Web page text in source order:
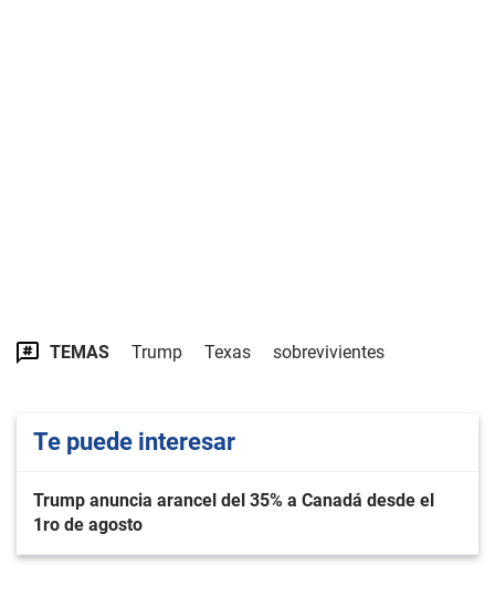
TEMAS Trump Texas sobrevivientes
Te puede interesar
Trump anuncia arancel del 35% a Canadá desde el
1ro de agosto